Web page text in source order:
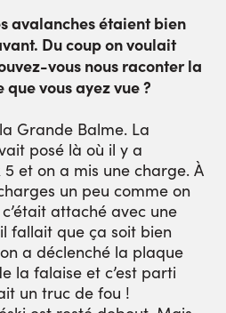
avalanches étaient bien
Du coup on voulait
vous nous raconter la
vous ayez vue ?
Grande Balme. La
posé là où il y a
et on a mis une charge. À
un peu comme on
attaché avec une
fallait que ça soit bien
a déclenché la plaque
la falaise et c’est parti
un truc de fou !